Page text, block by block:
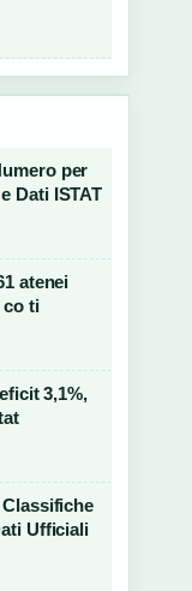
per
Dati ISTAT
atenei
co ti
3,1%,
Ufficiali